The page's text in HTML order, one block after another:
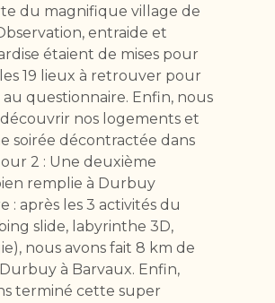
du magnifique village de
entraide et
étaient de mises pour
19 lieux à retrouver pour
questionnaire. Enfin, nous
nos logements et
soirée décontractée dans
2 : Une deuxième
remplie à Durbuy
: après les 3 activités du
slide, labyrinthe 3D,
nous avons fait 8 km de
à Barvaux. Enfin,
terminé cette super